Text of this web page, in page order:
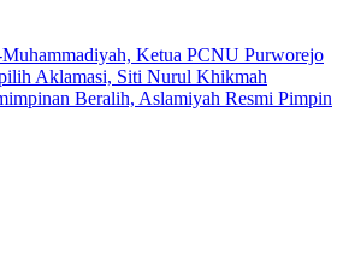
Ketua PCNU Purworejo
Aklamasi, Siti Nurul Khikmah
Beralih, Aslamiyah Resmi Pimpin